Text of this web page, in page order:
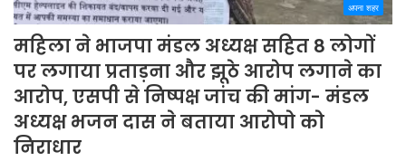
अपना शहर
महिला ने भाजपा मंडल अध्यक्ष सहित 8 लोगों
पर लगाया प्रताड़ना और झूठे आरोप लगाने का
आरोप, एसपी से निष्पक्ष जांच की मांग- मंडल
अध्यक्ष भजन दास ने बताया आरोपो को
निराधार